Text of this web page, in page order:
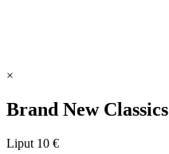
×
Brand New Classics
Liput 10 €